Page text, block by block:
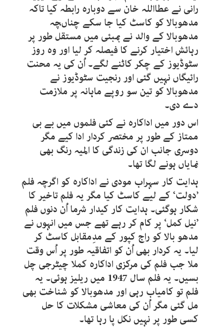
رانی نے عطااللہ خان سے دوبارہ رابطہ کیا تاکہ
مدھوبالا کو کاسٹ کیا جا سکے چناںچہ
مدھوبالا کے والد نے بمبئی میں مستقل طور پر
رہائش اختیار کرنے کا فیصلہ کر لیا اور وہ روز
سٹوڈیوز کے چکر کاٹنے لگے۔ اُن کی یہ محنت
رائیگاں نہیں گئی اور رنجیت سٹوڈیوز نے
مدھوبالا کو تین سو روپے ماہانہ پر ملازمت
دے دی۔
اس دور میں اداکارہ نے کئی فلموں میں بے بی
ممتاز کے طور پر مختصر کردار ادا کیے مگر
دوسری جانب ان کی زندگی کا المیہ رنگ بھی
نمایاں ہونے لگا تھا۔
ہدایت کار سہراب مودی نے اداکارہ کو اگرچہ فلم
’دولت‘ کے لیے کاسٹ کیا مگر یہ فلم تاخیر کا
شکار ہوگئی۔ ہدایت کار کیدار شرما اُن دنوں فلم
’نیل کمل‘ پر کام کر رہے تھے جس میں انہوں نے
مدھو بالا کو راج کپور کے مدِمقابل کاسٹ کر
لیا۔ یہ کردار بھی اُن کو اتفاقیہ طور پر اُس وقت
ملا جب فلم کی مرکزی اداکارہ کملا چیٹرجی چل
بسیں۔ یہ فلم سال 1947 میں ریلیز ہوئی۔ یہ
فلم تو کامیاب رہی اور مدھوبالا کو شناخت بھی
مل گئی مگر اُن کی معاشی مشکلات کا حل
کسی طور پر نہیں نکل پا رہا تھا۔